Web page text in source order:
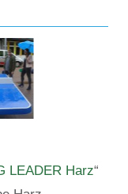
der
des
LEADER Harz“